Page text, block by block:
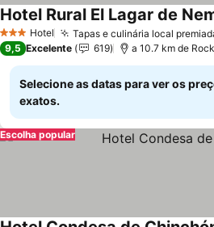
3 EstrelasHotel Tapas e culinária local
Hotel Rural El Lagar de
9,5 Excelente 619 a 10.7 km de
Selecione as datas para ver os
exatos.
Escolha popular